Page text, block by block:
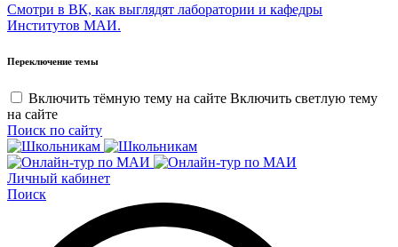
Смотри в ВК, как выглядят лаборатории и кафедры
Институтов МАИ.
Переключение темы
Включить тёмную тему на сайте Включить светлую тему
на сайте
Поиск по сайту
Личный кабинет
Поиск